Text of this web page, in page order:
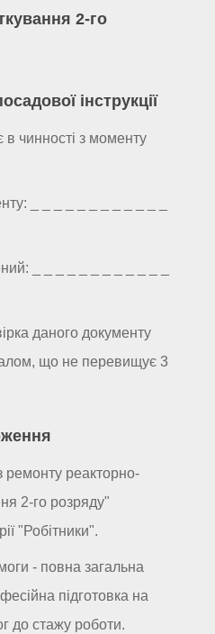
2-го
інструкції
чинності з моменту
_ _ _ _ _ _ _ _ _ _ _ _
_ _ _ _ _ _ _ _ _ _ _ _
даного документу
що не перевищує 3
реакторно-
2-го розряду"
"Робітники".
- повна загальна
підготовка на
до стажу роботи.